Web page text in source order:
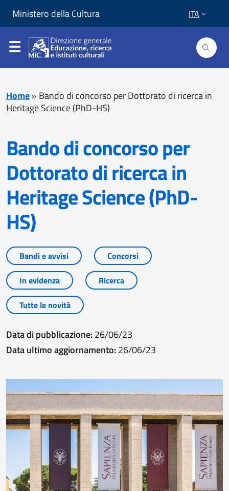
Ministero della Cultura ITA
Home» Bando di concorso per Dottorato di ricerca in
Heritage Science (PhD-HS)
Bando di concorso per
Dottorato di ricerca in
Heritage Science (PhD-
HS)
Bandi e avvisi
Concorsi
In evidenza
Ricerca
Tutte le novità
Data di pubblicazione:26/06/23
Data ultimo aggiornamento:26/06/23